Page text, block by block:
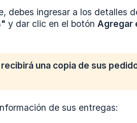
debes ingresar a los detalles
y dar clic en el botón Agregar
una copia de sus
de sus entregas: